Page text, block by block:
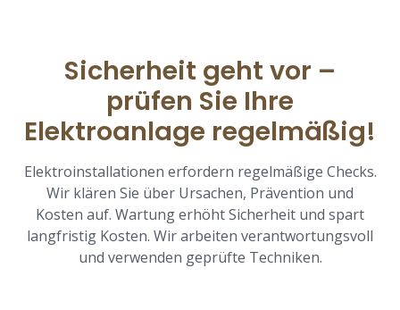
Sicherheit geht vor –
prüfen Sie Ihre
Elektroanlage regelmäßig!
Elektroinstallationen erfordern regelmäßige Checks.
Wir klären Sie über Ursachen, Prävention und
Kosten auf. Wartung erhöht Sicherheit und spart
langfristig Kosten. Wir arbeiten verantwortungsvoll
und verwenden geprüfte Techniken.